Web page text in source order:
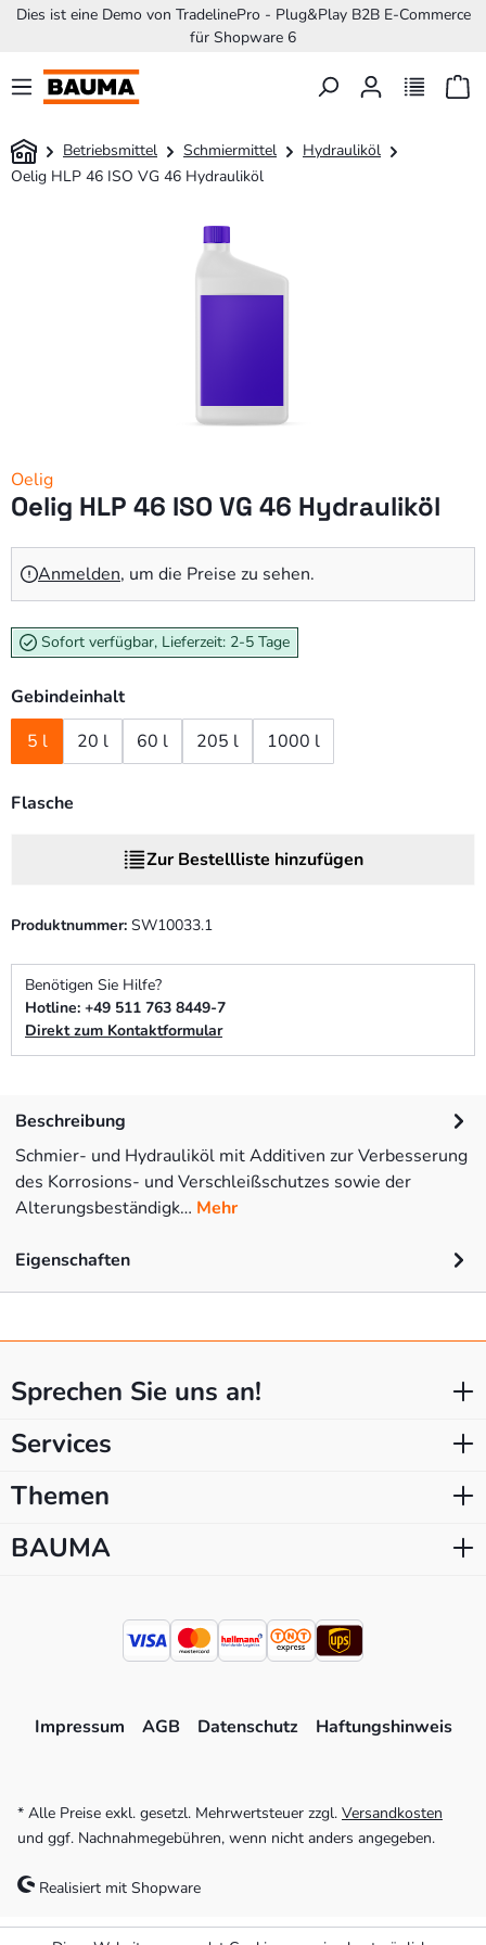
springen
Dies ist eine Demo von TradelinePro - Plug&Play B2B E-Commerce
für Shopware 6
Betriebsmittel Schmiermittel
Hydrauliköl
Oelig HLP 46 ISO VG 46 Hydrauliköl
Oelig HLP 46 ISO VG 46 Hydrauliköl
Oelig
Anmelden, um die Preise zu sehen.
Sofort verfügbar, Lieferzeit: 2-5 Tage
Gebindeinhalt
5 l
20 l 60 l 205 l 1000 l
Flasche
Zur Bestellliste hinzufügen
Produktnummer: SW10033.1
Benötigen Sie Hilfe?
Hotline: +49 511 763 8449-7
Direkt zum Kontaktformular
Beschreibung
Schmier- und Hydrauliköl mit Additiven zur Verbesserung
des Korrosions- und Verschleißschutzes sowie der
Alterungsbeständigk… Mehr
Eigenschaften
Sprechen Sie uns an!
Services
Themen
BAUMA
Impressum AGB Datenschutz Haftungshinweis
* Alle Preise exkl. gesetzl. Mehrwertsteuer zzgl. Versandkosten
und ggf. Nachnahmegebühren, wenn nicht anders angegeben.
Realisiert mit Shopware